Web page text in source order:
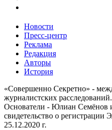
Новости
Пресс-центр
Реклама
Редакция
Авторы
История
«Совершенно Секретно» -
журналистских
Основатели - Юлиан
свидетельство о
25.12.2020 г.